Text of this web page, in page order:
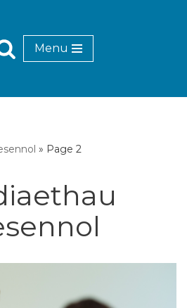
Menu
» Page 2